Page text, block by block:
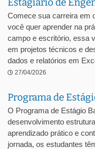
Comece sua carreira em
você quer aprender na
campo e escritório, essa
em projetos técnicos e
dados e relatórios em
27/04/2026
Programa de
O Programa de Estágio
desenvolvimento
aprendizado prático e
jornada, os estudantes